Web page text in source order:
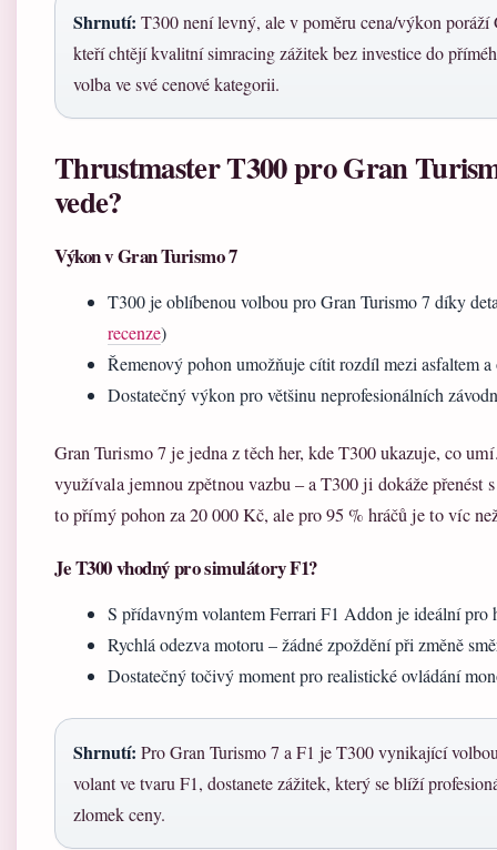
Shrnutí: T300 není levný, ale v poměru cena/výkon
kteří chtějí kvalitní simracing zážitek bez investice do
volba ve své cenové kategorii.
Thrustmaster T300 pro Gran
vede?
Výkon v Gran Turismo 7
T300 je oblíbenou volbou pro Gran Turismo 7 díky
recenze)
Řemenový pohon umožňuje cítit rozdíl mezi asfaltem
Dostatečný výkon pro většinu neprofesionálních
Gran Turismo 7 je jedna z těch her, kde T300 ukazuje, co
využívala jemnou zpětnou vazbu – a T300 ji dokáže přenést
to přímý pohon za 20 000 Kč, ale pro 95 % hráčů je to víc
Je T300 vhodný pro simulátory F1?
S přídavným volantem Ferrari F1 Addon je ideální pro
Rychlá odezva motoru – žádné zpoždění při změně
Dostatečný točivý moment pro realistické ovládání
Shrnutí: Pro Gran Turismo 7 a F1 je T300 vynikající
volant ve tvaru F1, dostanete zážitek, který se blíží
zlomek ceny.